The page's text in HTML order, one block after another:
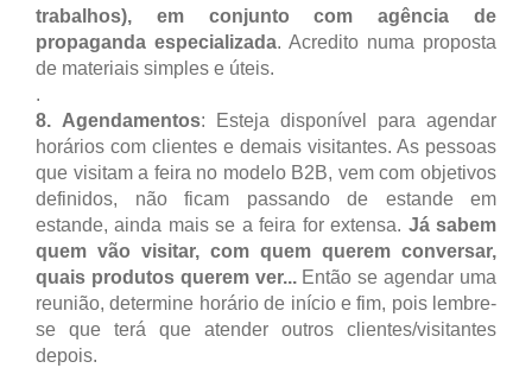
trabalhos), em conjunto com agência de
propaganda especializada. Acredito numa proposta
de materiais simples e úteis.
.
8. Agendamentos: Esteja disponível para agendar
horários com clientes e demais visitantes. As pessoas
que visitam a feira no modelo B2B, vem com objetivos
definidos, não ficam passando de estande em
estande, ainda mais se a feira for extensa. Já sabem
quem vão visitar, com quem querem conversar,
quais produtos querem ver...Então se agendar uma
reunião, determine horário de início e fim, pois lembre-
se que terá que atender outros clientes/visitantes
depois.